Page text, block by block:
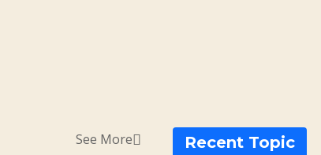
See More Recent Topic